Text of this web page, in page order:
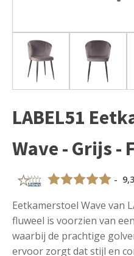
LABEL51
Wave - Grijs -
-
Eetkamerstoel Wave van
fluweel is voorzien van
waarbij de prachtige
ervoor zorgt dat stijl en